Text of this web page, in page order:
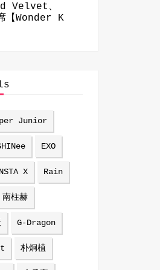
Velvet、
【Wonder K
Junior
EXO
X Rain
南柱赫
G-Dragon
朴炯植